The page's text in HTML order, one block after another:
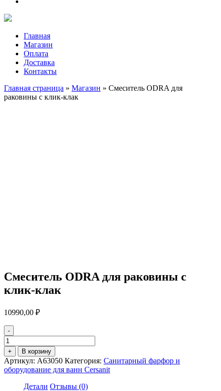
Главная
Магазин
Оплата
Доставка
Контакты
Главная страница » Магазин » Смеситель ODRA для
раковины с клик-клак
Смеситель ODRA для раковины с
клик-клак
10990,00 ₽
-
Количество
товара
Смеситель
ODRA
для
раковины
+ В корзину
Артикул: A63050 Категория: Санитарный фарфор и
оборудование для ванн Cersanit
Детали Отзывы (0)